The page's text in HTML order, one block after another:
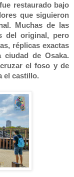
restaurado bajo
que siguieron
Muchas de las
del original, pero
réplicas exactas
de Osaka.
el foso y de
el castillo.